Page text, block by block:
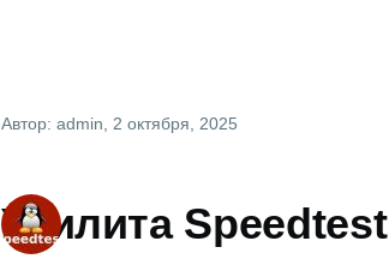
Автор:admin, 2 октября, 2025
Утилита Speedtest